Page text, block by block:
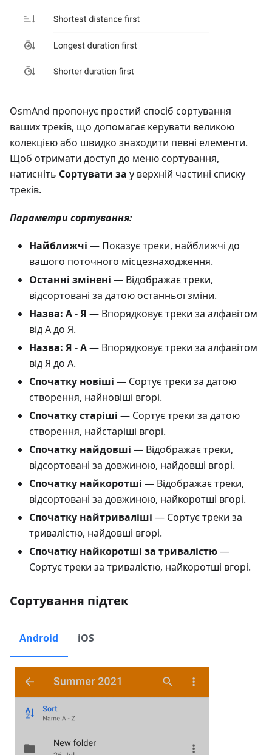
OsmAnd пропонує простий спосіб сортування
ваших треків, що допомагає керувати великою
колекцією або швидко знаходити певні елементи.
Щоб отримати доступ до меню сортування,
натисніть Сортувати за у верхній частині списку
треків.
Параметри сортування:
Найближчі — Показує треки, найближчі до
вашого поточного місцезнаходження.
Останні змінені — Відображає треки,
відсортовані за датою останньої зміни.
Назва: А - Я — Впорядковує треки за алфавітом
від А до Я.
Назва: Я - А— Впорядковує треки за алфавітом
від Я до А.
Спочатку новіші — Сортує треки за датою
створення, найновіші вгорі.
Спочатку старіші — Сортує треки за датою
створення, найстаріші вгорі.
Спочатку найдовші — Відображає треки,
відсортовані за довжиною, найдовші вгорі.
Спочатку найкоротші — Відображає треки,
відсортовані за довжиною, найкоротші вгорі.
Спочатку найтриваліші — Сортує треки за
тривалістю, найдовші вгорі.
Спочатку найкоротші за тривалістю—
Сортує треки за тривалістю, найкоротші вгорі.
Сортування підтек
Android iOS